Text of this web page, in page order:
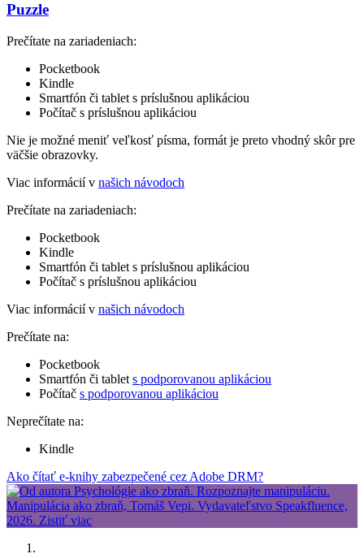
Puzzle
Prečítate na zariadeniach:
Pocketbook
Kindle
Smartfón či tablet s príslušnou aplikáciou
Počítač s príslušnou aplikáciou
Nie je možné meniť veľkosť písma, formát je preto vhodný skôr pre
väčšie obrazovky.
Viac informácií v našich návodoch
Prečítate na zariadeniach:
Pocketbook
Kindle
Smartfón či tablet s príslušnou aplikáciou
Počítač s príslušnou aplikáciou
Viac informácií v našich návodoch
Prečítate na:
Pocketbook
Smartfón či tablet s podporovanou aplikáciou
Počítač s podporovanou aplikáciou
Neprečítate na:
Kindle
Ako čítať e-knihy zabezpečené cez Adobe DRM?